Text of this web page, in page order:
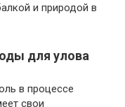
и природой в
для улова
в процессе
свои